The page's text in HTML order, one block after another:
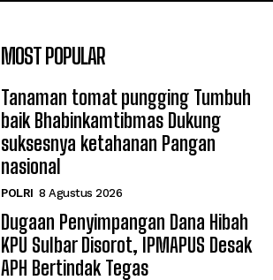
MOST POPULAR
Tanaman tomat pungging Tumbuh
baik Bhabinkamtibmas Dukung
suksesnya ketahanan Pangan
nasional
POLRI 8 Agustus 2026
Dugaan Penyimpangan Dana Hibah
KPU Sulbar Disorot, IPMAPUS Desak
APH Bertindak Tegas